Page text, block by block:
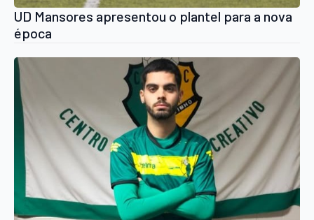
UD Mansores apresentou o plantel para a nova
época